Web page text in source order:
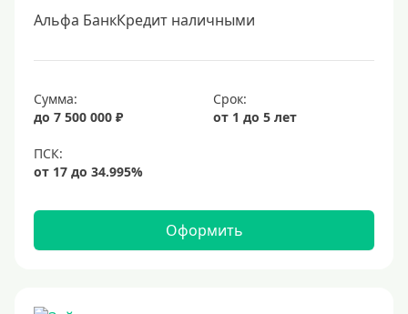
Низкий процент
6%
6,5%
6,9%
8%
9%
Альфа БанкКредит наличными
Сумма:
до 7 500 000 ₽
Срок:
от 1 до 5 лет
Оформить